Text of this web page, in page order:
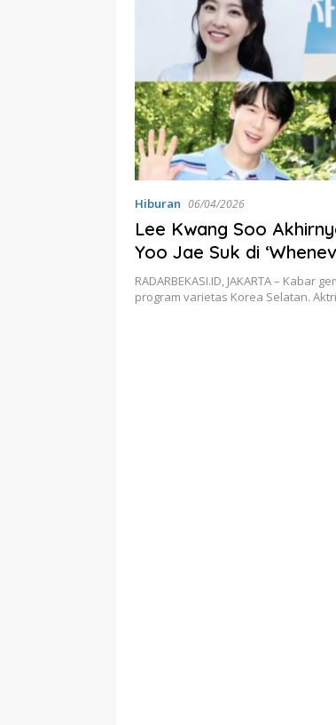
Hiburan 06/04/2026
Lee Kwang Soo
Yoo Jae Suk di
Musim ke-4, Ini Jadwal
RADARBEKASI.ID, JAKARTA – Kabar
program varietas Korea Selatan.